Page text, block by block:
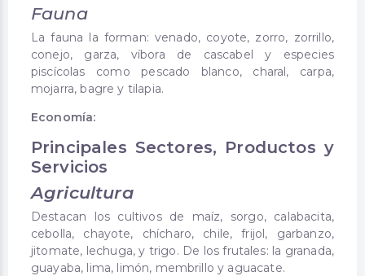
Fauna
La fauna la forman: venado, coyote, zorro, zorrillo,
conejo, garza, víbora de cascabel y especies
piscícolas como pescado blanco, charal, carpa,
mojarra, bagre y tilapia.
Economía:
Principales Sectores, Productos y
Servicios
Agricultura
Destacan los cultivos de maíz, sorgo, calabacita,
cebolla, chayote, chícharo, chile, frijol, garbanzo,
jitomate, lechuga, y trigo. De los frutales: la granada,
guayaba, lima, limón, membrillo y aguacate.